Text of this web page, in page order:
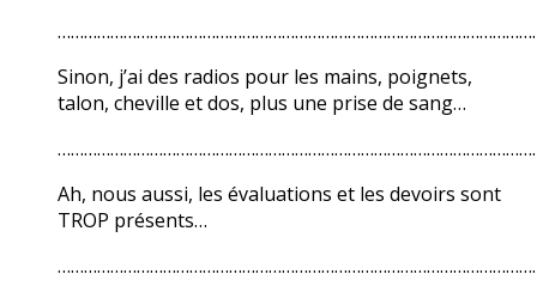
Sinon, j’ai des radios pour les mains, poignets,
talon, cheville et dos, plus une prise de sang…
Ah, nous aussi, les évaluations et les devoirs sont
TROP présents…